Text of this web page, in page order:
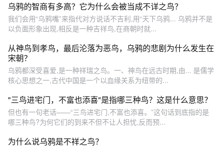
乌鸦的智商有多高？它为什么会被当成不详之鸟？
我们会用“乌鸦嘴”来指代对方说话不吉利,用“天下乌鸦... 乌鸦并不是
以负面形象出现,相反是一种吉祥鸟,在商朝时就...
从神鸟到孝鸟，最后沦落为恶鸟，乌鸦的悲剧为什么发生在
宋朝？
乌鸦都深受喜爱,是一种祥瑞之鸟。一、神鸟在远古时期,由... 是儒学
核心思想之一,古代中国是一个以血缘关系为纽带的...
"三鸟进宅门，不富也添喜"是指哪三种鸟？这是什么意思？
但也有一句老话——“三鸟进宅门,不富也添喜。”这句话到底指的是
哪三种鸟?为何它们的到来不但不让人担忧,反而预...
为什么说乌鸦是不祥之鸟？